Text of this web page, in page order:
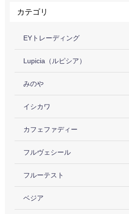
カテゴリ
EYトレーディング
Lupicia（ルピシア）
みのや
イシカワ
カフェファディー
フルヴェシール
フルーテスト
ベジア